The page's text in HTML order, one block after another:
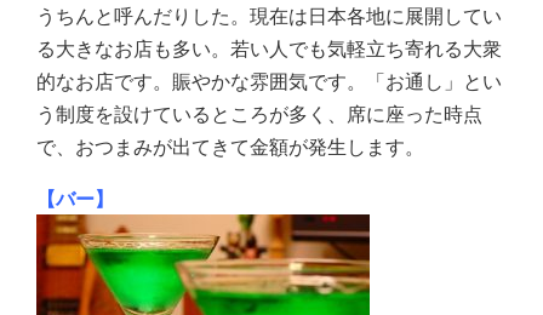
うちんと呼んだりした。現在は日本各地に展開してい
る大きなお店も多い。若い人でも気軽立ち寄れる大衆
的なお店です。賑やかな雰囲気です。「お通し」とい
う制度を設けているところが多く、席に座った時点
で、おつまみが出てきて金額が発生します。
【バー】